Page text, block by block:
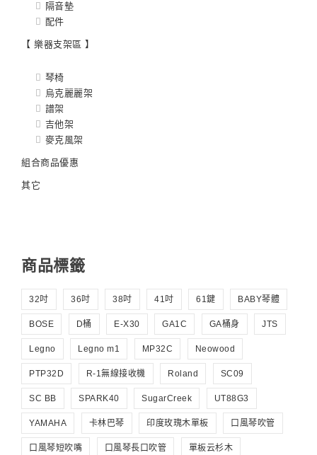
隔音墊
配件
【 樂器支架區 】
琴椅
烏克麗麗架
譜架
吉他架
麥克風架
組合商品優惠
其它
商品標籤
32吋 36吋 38吋 41吋 61鍵 BABY琴體
BOSE D桶 E-X30 GA1C GA桶身 JTS
Legno Legno m1 MP32C Neowood
PTP32D R-1無線接收機 Roland SC09
SC BB SPARK40 SugarCreek UT88G3
YAMAHA 卡林巴琴 印度玫瑰木單板 口風琴吹管
口風琴短吹嘴 口風琴長口吹管 單板云杉木